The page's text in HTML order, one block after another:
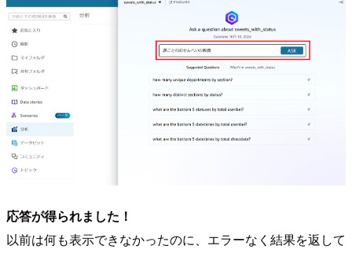
応答が得られました！
以前は何も表示できなかったのに、エラーなく結果を返して